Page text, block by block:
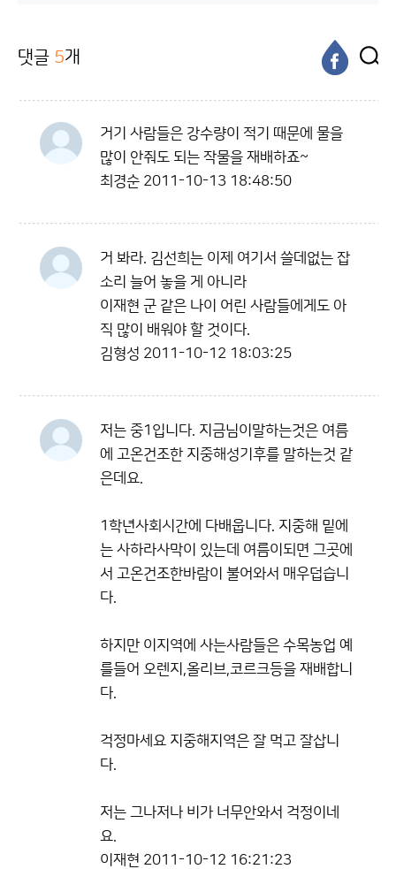
댓글 5개
거기 사람들은 강수량이 적기 때문에 물을
많이 안줘도 되는 작물을 재배하죠~
최경순 2011-10-13 18:48:50
거 봐라. 김선희는 이제 여기서 쓸데없는 잡
소리 늘어 놓을 게 아니라
이재현 군 같은 나이 어린 사람들에게도 아
직 많이 배워야 할 것이다.
김형성 2011-10-12 18:03:25
저는 중1입니다. 지금님이말하는것은 여름
에 고온건조한 지중해성기후를 말하는것 같
은데요.
1학년사회시간에 다배웁니다. 지중해 밑에
는 사하라사막이 있는데 여름이되면 그곳에
서 고온건조한바람이 불어와서 매우덥습니
다.
하지만 이지역에 사는사람들은 수목농업 예
를들어 오렌지,올리브,코르크등을 재배합니
다.
걱정마세요 지중해지역은 잘 먹고 잘삽니
다.
저는 그나저나 비가 너무안와서 걱정이네
요.
이재현 2011-10-12 16:21:23